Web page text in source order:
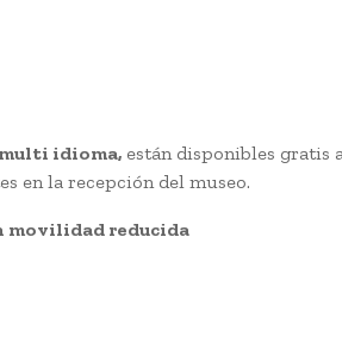
idioma, están disponibles gratis
en la recepción del museo.
movilidad reducida